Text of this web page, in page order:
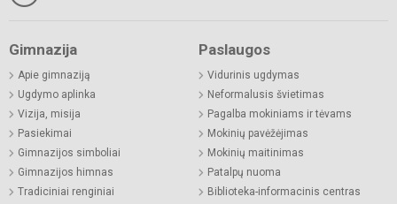
Gimnazija
Apie gimnaziją
Ugdymo aplinka
Vizija, misija
Pasiekimai
Gimnazijos simboliai
Gimnazijos himnas
Tradiciniai renginiai
Paslaugos
Vidurinis ugdymas
Neformalusis švietimas
Pagalba mokiniams ir tėvams
Mokinių pavėžėjimas
Mokinių maitinimas
Patalpų nuoma
Biblioteka-informacinis centras